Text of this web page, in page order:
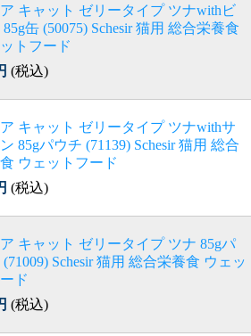
キャット ゼリータイプ ツナwithビ
缶 (50075) Schesir 猫用 総合栄養食
トフード
(税込)
キャット ゼリータイプ ツナwithサ
85gパウチ (71139) Schesir 猫用 総合
ウェットフード
(税込)
キャット ゼリータイプ ツナ 85gパ
(71009) Schesir 猫用 総合栄養食 ウェッ
ド
(税込)